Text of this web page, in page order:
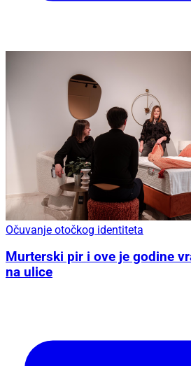
Očuvanje otočkog identiteta
Murterski pir i ove je godine
na ulice